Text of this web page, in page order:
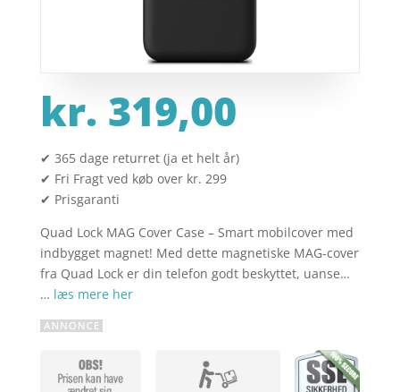
kr. 319,00
✔ 365 dage returret (ja et helt år)
✔ Fri Fragt ved køb over kr. 299
✔ Prisgaranti
Quad Lock MAG Cover Case – Smart mobilcover med
indbygget magnet! Med dette magnetiske MAG-cover
fra Quad Lock er din telefon godt beskyttet, uanse…
… læs mere her